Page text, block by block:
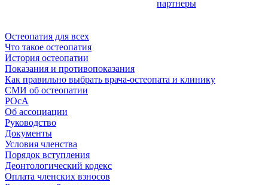
партнеры
Остеопатия для всех
Что такое остеопатия
История остеопатии
Показания и противопоказания
Как правильно выбрать врача-остеопата и клинику
СМИ об остеопатии
РОсА
Об ассоциации
Руководство
Документы
Условия членства
Порядок вступления
Деонтологический кодекс
Оплата членских взносов